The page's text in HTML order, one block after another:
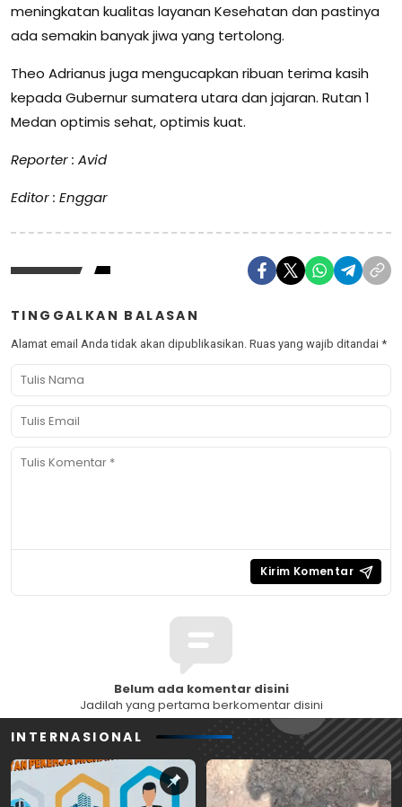
meningkatan kualitas layanan Kesehatan dan pastinya
ada semakin banyak jiwa yang tertolong.
Theo Adrianus juga mengucapkan ribuan terima kasih
kepada Gubernur sumatera utara dan jajaran. Rutan 1
Medan optimis sehat, optimis kuat.
Reporter : Avid
Editor : Enggar
TINGGALKAN BALASAN
Alamat email Anda tidak akan dipublikasikan. Ruas yang wajib ditandai *
Belum ada komentar disini
Jadilah yang pertama berkomentar disini
INTERNASIONAL